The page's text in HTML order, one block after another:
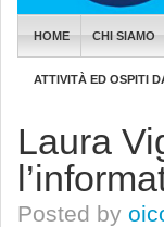
HOME CHI SIAMO
ATTIVITÀ ED OSPITI
Laura
Posted by